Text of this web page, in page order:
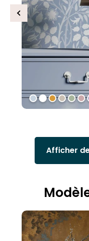
#c7d3df
#ffffff
#d79a39
Previous
Afficher